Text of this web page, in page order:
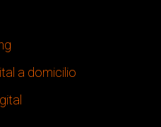
ampliando
a domicilio